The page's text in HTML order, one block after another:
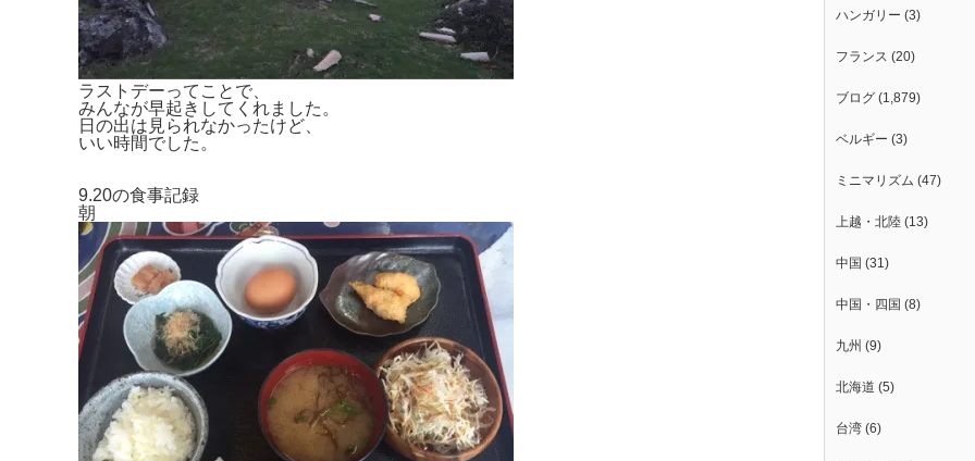
ラストデーってことで、
みんなが早起きしてくれました。
日の出は見られなかったけど、
いい時間でした。
9.20の食事記録
朝
ハンガリー (3)
フランス (20)
ブログ (1,879)
ベルギー (3)
ミニマリズム (47)
上越・北陸 (13)
中国 (31)
中国・四国 (8)
九州 (9)
北海道 (5)
台湾 (6)